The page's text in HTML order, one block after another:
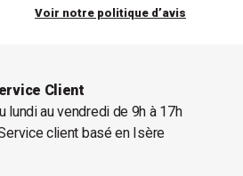
Voir notre politique d’avis
Client
lundi au vendredi de 9h à 17h
client basé en Isère